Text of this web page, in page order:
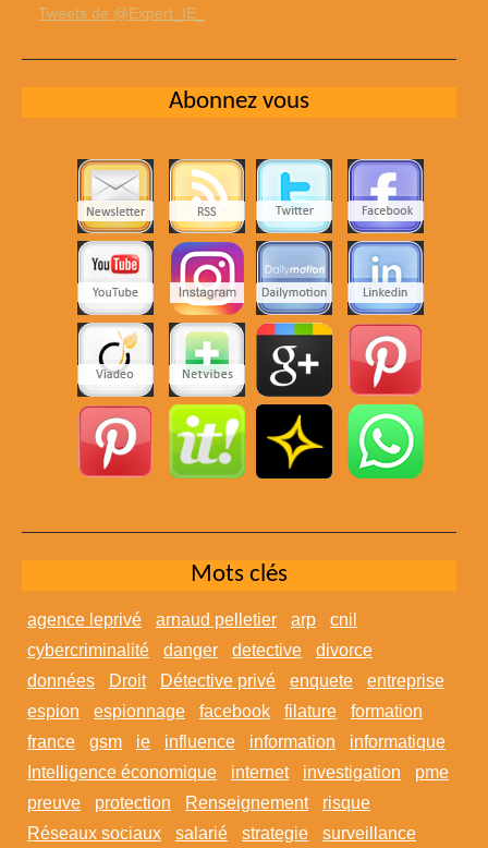
Tweets de @Expert_IE_
Abonnez vous
Mots clés
agence leprivé arnaud pelletier arp
cnil
cybercriminalité
danger detective
divorce
données
Droit Détective privé enquete
entreprise
espion
espionnage facebook filature
formation
france
gsm ie influence information
informatique
Intelligence économique
internet investigation
pme
preuve
protection Renseignement
risque
Réseaux sociaux
salarié strategie surveillance